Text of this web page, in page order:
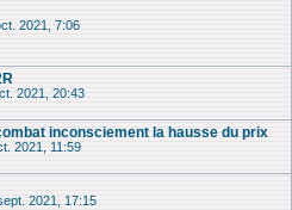
2021, 7:06
2021, 20:43
inconsciement la hausse du prix
2021, 11:59
2021, 17:15